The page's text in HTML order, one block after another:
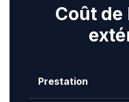
Coût
Prestation